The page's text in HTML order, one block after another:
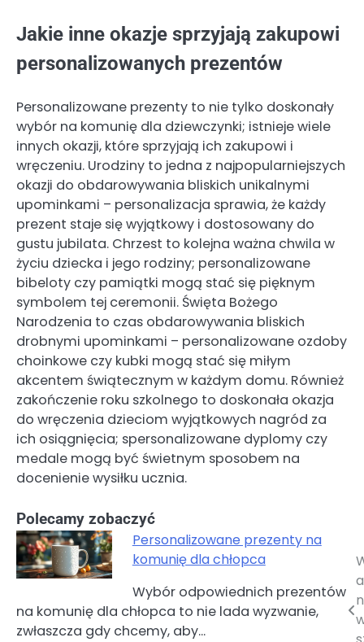
Jakie inne okazje sprzyjają zakupowi
personalizowanych prezentów
Personalizowane prezenty to nie tylko doskonały
wybór na komunię dla dziewczynki; istnieje wiele
innych okazji, które sprzyjają ich zakupowi i
wręczeniu. Urodziny to jedna z najpopularniejszych
okazji do obdarowywania bliskich unikalnymi
upominkami – personalizacja sprawia, że każdy
prezent staje się wyjątkowy i dostosowany do
gustu jubilata. Chrzest to kolejna ważna chwila w
życiu dziecka i jego rodziny; personalizowane
bibeloty czy pamiątki mogą stać się pięknym
symbolem tej ceremonii. Święta Bożego
Narodzenia to czas obdarowywania bliskich
drobnymi upominkami – personalizowane ozdoby
choinkowe czy kubki mogą stać się miłym
akcentem świątecznym w każdym domu. Również
zakończenie roku szkolnego to doskonała okazja
do wręczenia dzieciom wyjątkowych nagród za
ich osiągnięcia; spersonalizowane dyplomy czy
medale mogą być świetnym sposobem na
docenienie wysiłku ucznia.
Polecamy zobaczyć
Personalizowane prezenty na
komunię dla chłopca
Wybór odpowiednich prezentów
na komunię dla chłopca to nie lada wyzwanie,
zwłaszcza gdy chcemy, aby…
Nawigacja